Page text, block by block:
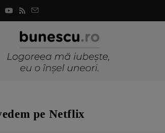
pe Netflix